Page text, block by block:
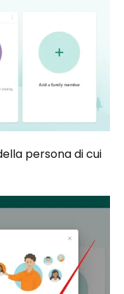
persona di cui